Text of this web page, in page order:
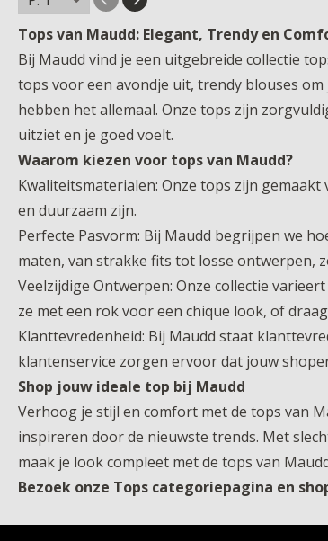
Tops van Maudd: Elegant, Trendy en
Bij Maudd vind je een uitgebreide collectie
tops voor een avondje uit, trendy blouses
hebben het allemaal. Onze tops zijn
uitziet en je goed voelt.
Waarom kiezen voor tops van Maudd?
Kwaliteitsmaterialen: Onze tops zijn
en duurzaam zijn.
Perfecte Pasvorm: Bij Maudd begrijpen we
maten, van strakke fits tot losse ontwerpen,
Veelzijdige Ontwerpen: Onze collectie
ze met een rok voor een chique look, of
Klanttevredenheid: Bij Maudd staat
klantenservice zorgen ervoor dat jouw
Shop jouw ideale top bij Maudd
Verhoog je stijl en comfort met de tops van
inspireren door de nieuwste trends. Met
maak je look compleet met de tops van
Bezoek onze Tops categoriepagina en